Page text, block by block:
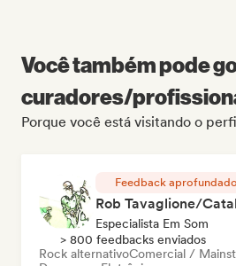
Você também pode
curadores/
Porque você está visitando o
Feedback aprofundado
Rob Tavaglione/
Especialista Em Som
> 800 feedbacks enviados
Rock alternativoComercial /